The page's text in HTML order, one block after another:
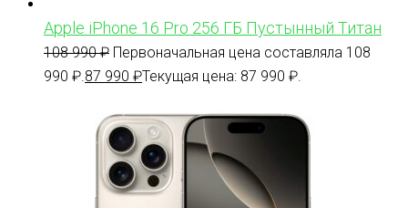
Apple iPhone 16 Pro 256 ГБ Пустынный Титан
108 990₽ Первоначальная цена составляла 108
990 ₽. 87 990 ₽Текущая цена: 87 990 ₽.